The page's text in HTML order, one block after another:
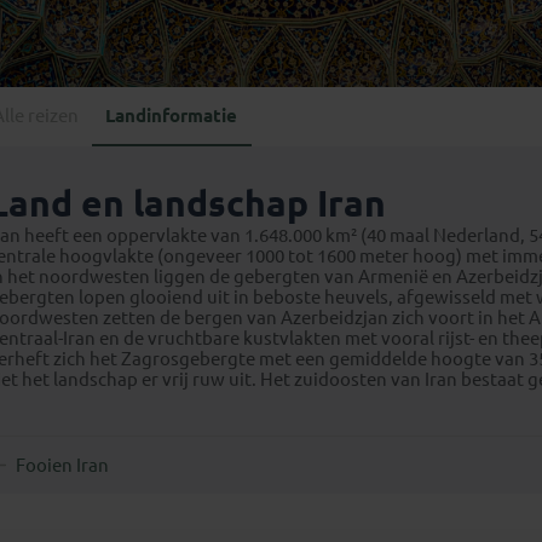
Mexico(4)
Paraguay(1)
Suriname(1)
Georgië(4)
IJsland(3)
Kosovo(1)
Moldavië(1)
Montenegro(2)
Noord-Macedonië(1)
Landinformatie
en landschap Iran
heeft een oppervlakte van 1.648.000 km² (40 maal Nederland,
hoogvlakte (ongeveer 1000 tot 1600 meter hoog) met
het noordwesten liggen de gebergten van Armenië en
lopen glooiend uit in beboste heuvels, afgewisseld
zetten de bergen van Azerbeidzjan zich voort in
Iran en de vruchtbare kustvlakten met vooral rijst- en
zich het Zagrosgebergte met een gemiddelde hoogte van
het landschap er vrij ruw uit. Het zuidoosten van Iran bestaat
Fooien Iran